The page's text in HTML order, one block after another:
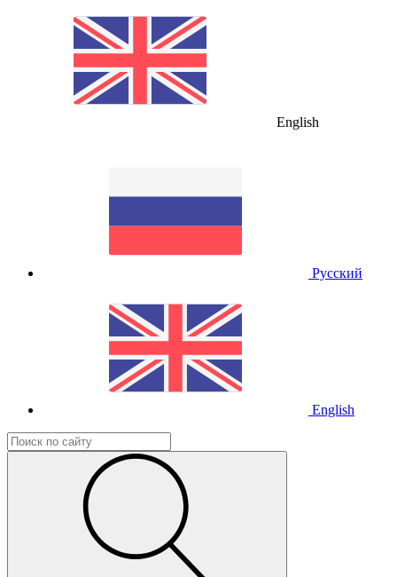
English
Русский
English